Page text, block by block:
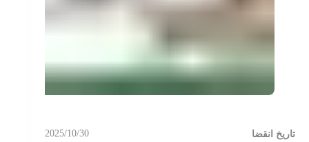
تاریخ انقضا 2025/10/30